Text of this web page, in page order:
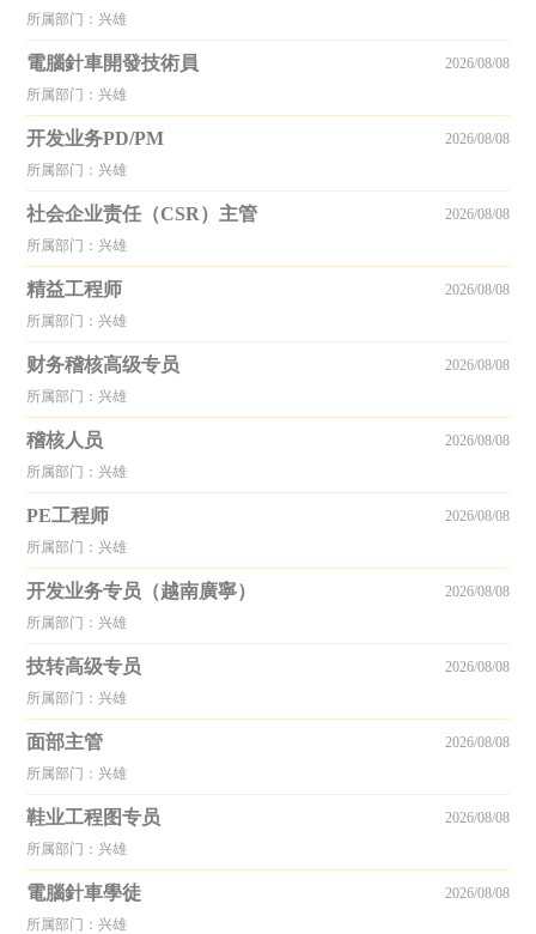
所属部门：兴雄
電腦針車開發技術員
所属部门：兴雄
2026/08/08
开发业务PD/PM
所属部门：兴雄
2026/08/08
社会企业责任（CSR）主管
所属部门：兴雄
2026/08/08
精益工程师
所属部门：兴雄
2026/08/08
财务稽核高级专员
所属部门：兴雄
2026/08/08
稽核人员
所属部门：兴雄
2026/08/08
PE工程师
所属部门：兴雄
2026/08/08
开发业务专员（越南廣寧）
所属部门：兴雄
2026/08/08
技转高级专员
所属部门：兴雄
2026/08/08
面部主管
所属部门：兴雄
2026/08/08
鞋业工程图专员
所属部门：兴雄
2026/08/08
電腦針車學徒
所属部门：兴雄
2026/08/08